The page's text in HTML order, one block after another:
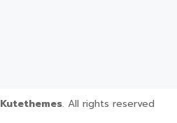
Kutethemes. All rights reserved